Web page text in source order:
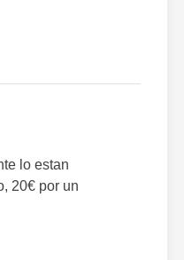
lo estan
20€ por un